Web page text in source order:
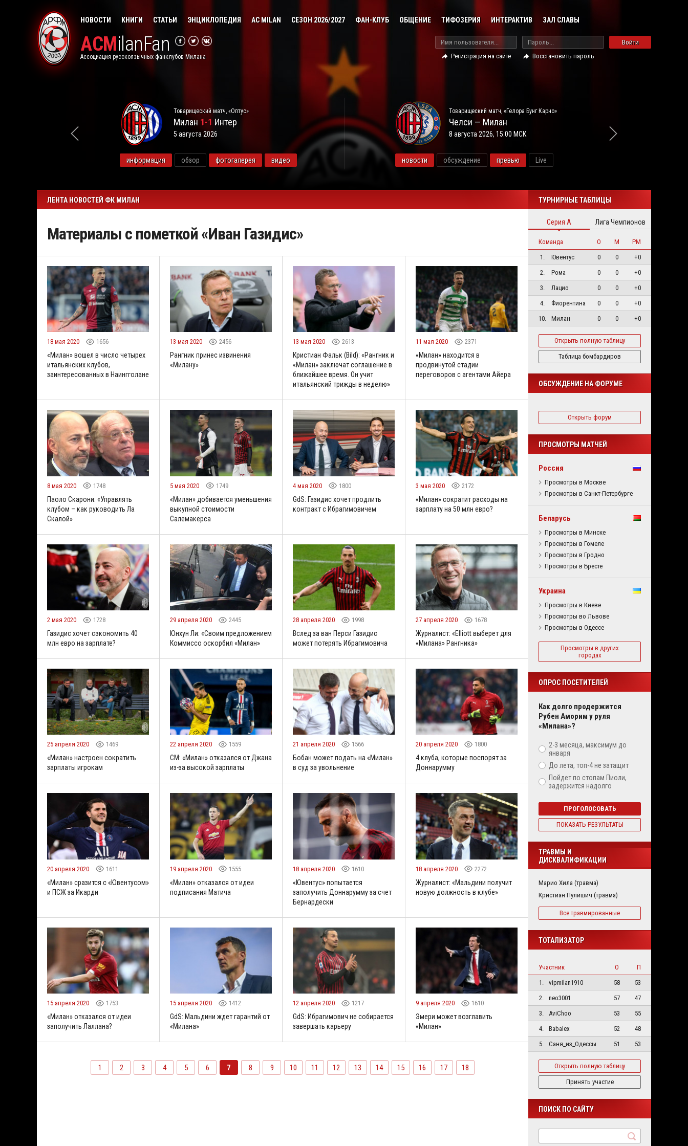
НОВОСТИ КНИГИ СТАТЬИ ЭНЦИКЛОПЕДИЯ AC MILAN СЕЗОН 2026/2027 ФАН-КЛУБ ОБЩЕНИЕ ТИФОЗЕРИЯ ИНТЕРАКТИВ ЗАЛ СЛАВЫ
ACMilanFan
Ассоциация русскоязычных фанклубов Милана
Войти
Регистрация на сайте
Восстановить пароль
Товарищеский матч, «Оптус»
Милан 1-1 Интер
5 августа 2026
информация обзор фотогалерея видео
Товарищеский матч, «Гелора Бунг Карно»
Челси — Милан
8 августа 2026, 15:00 МСК
новости обсуждение превью Live
ЛЕНТА НОВОСТЕЙ ФК МИЛАН
Материалы с пометкой «Иван Газидис»
18 мая 2020 1656
«Милан» вошел в число четырех
итальянских клубов,
заинтересованных в Наингголане
13 мая 2020 2456
Рангник принес извинения
«Милану»
13 мая 2020 2613
Кристиан Фальк (Bild): «Рангник и
«Милан» заключат соглашение в
ближайшее время. Он учит
итальянский трижды в неделю»
11 мая 2020 2371
«Милан» находится в
продвинутой стадии
переговоров с агентами Айера
8 мая 2020 1748
Паоло Скарони: «Управлять
клубом – как руководить Ла
Скалой»
5 мая 2020 1749
«Милан» добивается уменьшения
выкупной стоимости
Салемакерса
4 мая 2020 1800
GdS: Газидис хочет продлить
контракт с Ибрагимовичем
3 мая 2020 2172
«Милан» сократит расходы на
зарплату на 50 млн евро?
2 мая 2020 1728
Газидис хочет сэкономить 40
млн евро на зарплате?
29 апреля 2020 2445
Юнхун Ли: «Своим предложением
Коммиссо оскорбил «Милан»
28 апреля 2020 1998
Вслед за ван Перси Газидис
может потерять Ибрагимовича
27 апреля 2020 1678
Журналист: «Elliott выберет для
«Милана» Рангника»
25 апреля 2020 1469
«Милан» настроен сократить
зарплаты игрокам
22 апреля 2020 1559
CM: «Милан» отказался от Джана
из-за высокой зарплаты
21 апреля 2020 1566
Бобан может подать на «Милан»
в суд за увольнение
20 апреля 2020 1800
4 клуба, которые поспорят за
Доннарумму
20 апреля 2020 1611
«Милан» сразится с «Ювентусом»
и ПСЖ за Икарди
19 апреля 2020 1555
«Милан» отказался от идеи
подписания Матича
18 апреля 2020 1610
«Ювентус» попытается
заполучить Доннарумму за счет
Бернардески
18 апреля 2020 2272
Журналист: «Мальдини получит
новую должность в клубе»
15 апреля 2020 1753
«Милан» отказался от идеи
заполучить Лаллана?
15 апреля 2020 1412
GdS: Мальдини ждет гарантий от
«Милана»
12 апреля 2020 1217
GdS: Ибрагимович не собирается
завершать карьеру
9 апреля 2020 1610
Эмери может возглавить
«Милан»
1 2 3 4 5 6 7 8 9 10 11 12 13 14 15 16 17 18
ТУРНИРНЫЕ ТАБЛИЦЫ
Серия А Лига Чемпионов
Команда О М
РМ
1.
Ювентус 0 0
+0
2.
Рома 0 0
+0
3.
Лацио 0 0
+0
4.
Фиорентина 0 0
+0
10.
Милан 0 0 +0
Открыть полную таблицу
Таблица бомбардиров
ОБСУЖДЕНИЕ НА ФОРУМЕ
Открыть форум
ПРОСМОТРЫ МАТЧЕЙ
Россия
Просмотры в Москве
Просмотры в Санкт-Петербурге
Беларусь
Просмотры в Минске
Просмотры в Гомеле
Просмотры в Гродно
Просмотры в Бресте
Украина
Просмотры в Киеве
Просмотры во Львове
Просмотры в Одессе
Просмотры в других
городах
ОПРОС ПОСЕТИТЕЛЕЙ
Как долго продержится
Рубен Аморим у руля
«Милана»?
2-3 месяца, максимум до
января
До лета, топ-4 не затащит
Пойдет по стопам Пиоли,
задержится надолго
ПРОГОЛОСОВАТЬ
ПОКАЗАТЬ РЕЗУЛЬТАТЫ
ТРАВМЫ И
ДИСКВАЛИФИКАЦИИ
Марио Хила (травма)
Кристиан Пулишич (травма)
Все травмированные
ТОТАЛИЗАТОР
Участник О
П
1.
vipmilan1910 58
53
2.
neo3001 57
47
3.
AviChoo 53
55
4.
Babalex 52
48
5.
Саня_из_Одессы 51 53
Открыть полную таблицу
Принять участие
ПОИСК ПО САЙТУ